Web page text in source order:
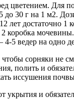
цветением. Для
до 30 г на 1 м2.
лет достаточно 1
2 коробка
4-5 ведер на одно
сорняки не
полить и
иссушения
укрытия и